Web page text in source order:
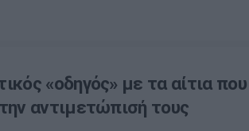
«οδηγός» με τα αίτια που
αντιμετώπισή τους